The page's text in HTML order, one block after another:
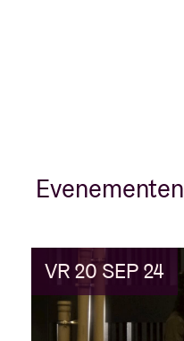
Evenementen
VR 20 SEP 24